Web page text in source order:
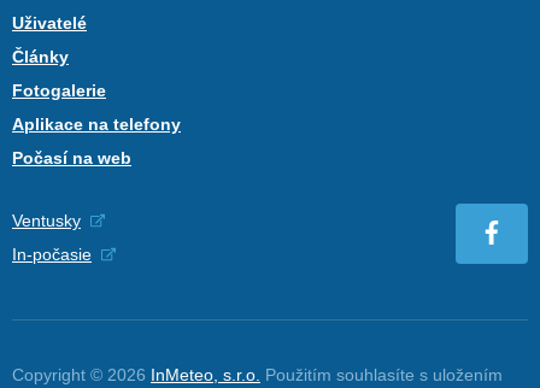
Uživatelé
Články
Fotogalerie
Aplikace na telefony
Počasí na web
Ventusky
In-počasie
Copyright © 2026 InMeteo, s.r.o. Použitím souhlasíte s uložením